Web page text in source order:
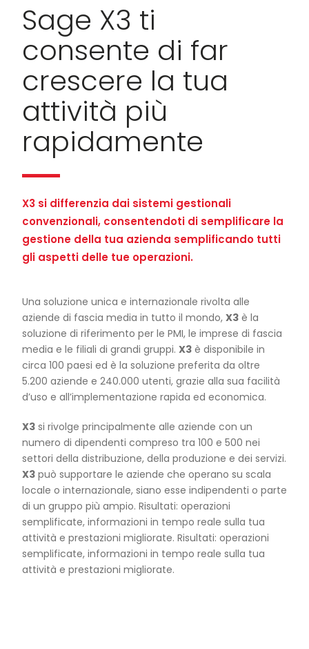
Sage X3 ti
consente di far
crescere la tua
attività più
rapidamente
X3 si differenzia dai sistemi gestionali
convenzionali, consentendoti di semplificare la
gestione della tua azienda semplificando tutti
gli aspetti delle tue operazioni.
Una soluzione unica e internazionale rivolta alle
aziende di fascia media in tutto il mondo, X3 è la
soluzione di riferimento per le PMI, le imprese di fascia
media e le filiali di grandi gruppi. X3 è disponibile in
circa 100 paesi ed è la soluzione preferita da oltre
5.200 aziende e 240.000 utenti, grazie alla sua facilità
d’uso e all’implementazione rapida ed economica.
X3 si rivolge principalmente alle aziende con un
numero di dipendenti compreso tra 100 e 500 nei
settori della distribuzione, della produzione e dei servizi.
X3 può supportare le aziende che operano su scala
locale o internazionale, siano esse indipendenti o parte
di un gruppo più ampio. Risultati: operazioni
semplificate, informazioni in tempo reale sulla tua
attività e prestazioni migliorate. Risultati: operazioni
semplificate, informazioni in tempo reale sulla tua
attività e prestazioni migliorate.